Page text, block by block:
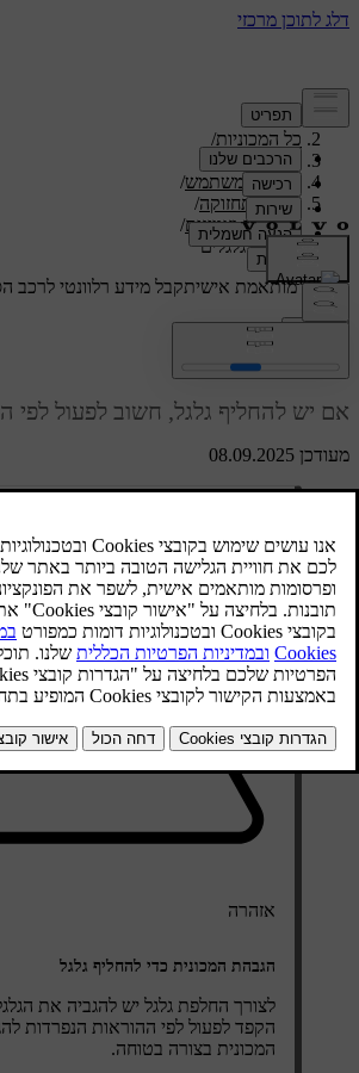
תמיכה/
כל המכוניות/
ES90 2026
/
מדריך למשתמש/
טיפול ותחזוקה/
גלגלים וצמיגים/
החלפת גלגלים
תמיכה מותאמת אישיתקבל מידע רלוונטי לרכב
מעודכן 08.09.2025
החלפת גלגלים
אם יש להחליף גלגל, חשוב לפעול לפי
אזהרה
הגבהת המכונית כדי להחליף גלגל
לצורך החלפת גלגל יש להגביה את
הקפד לפעול לפי ההוראות הנפרדות
המכונית בצורה בטוחה.